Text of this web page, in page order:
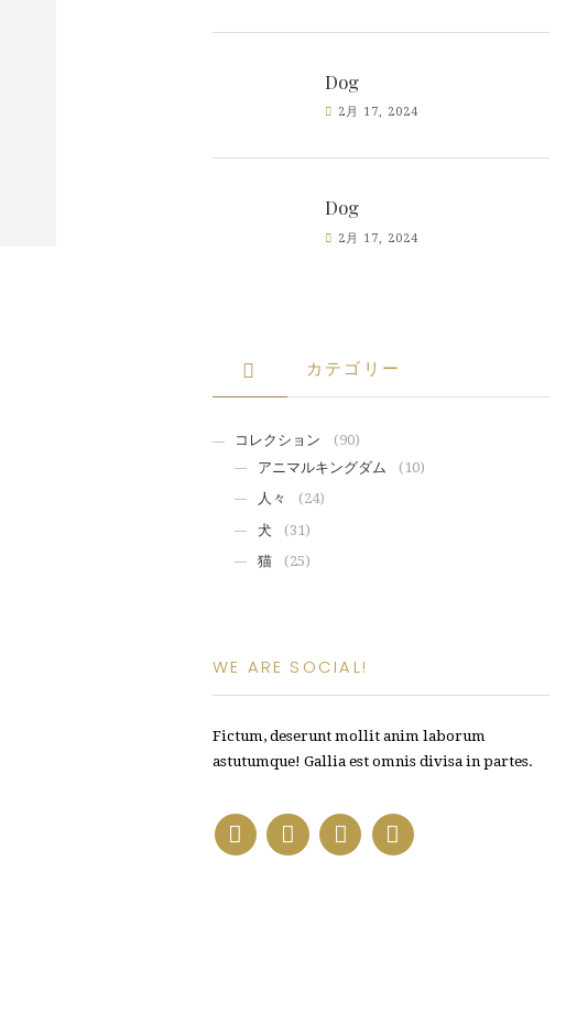
Dog
2月 17, 2024
Dog
2月 17, 2024
カテゴリー
コレクション
(90)
アニマルキングダム
(10)
人々
(24)
犬
(31)
猫
(25)
WE ARE SOCIAL!
Fictum, deserunt mollit anim laborum
astutumque! Gallia est omnis divisa in partes.